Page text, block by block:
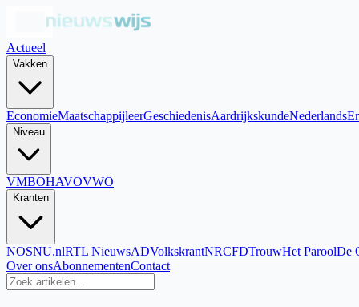
Actueel
Vakken
EconomieMaatschappijleerGeschiedenisAardrijkskundeNederlands
Niveau
VMBOHAVOVWO
Kranten
NOSNU.nlRTL NieuwsADVolkskrantNRCFDTrouwHet ParoolDe
Over onsAbonnementenContact